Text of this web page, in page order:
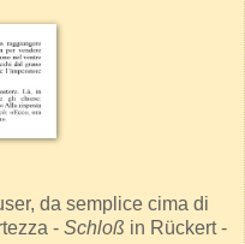
da semplice cima di
- Schloß in Rückert -